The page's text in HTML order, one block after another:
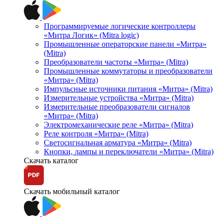
Программируемые логические контроллеры
«Митра Логик» (Mitra logic)
Промышленные операторские панели «Митра»
(Mitra)
Преобразователи частоты «Митра» (Mitra)
Промышленные коммутаторы и преобразователи
«Митра» (Mitra)
Импульсные источники питания «Митра» (Mitra)
Измерительные устройства «Митра» (Mitra)
Измерительные преобразователи сигналов
«Митра» (Mitra)
Электромеханические реле «Митра» (Mitra)
Реле контроля «Митра» (Mitra)
Светосигнальная арматура «Митра» (Mitra)
Кнопки, лампы и переключатели «Митра» (Mitra)
Скачать каталог
Скачать мобильный каталог